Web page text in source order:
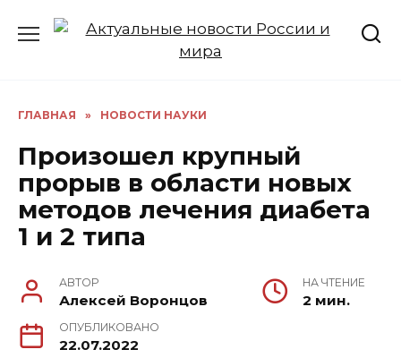
ГЛАВНАЯ » НОВОСТИ НАУКИ
Произошел крупный
прорыв в области новых
методов лечения диабета
1 и 2 типа
АВТОР
Алексей Воронцов
НА ЧТЕНИЕ
2 мин.
ОПУБЛИКОВАНО
22.07.2022